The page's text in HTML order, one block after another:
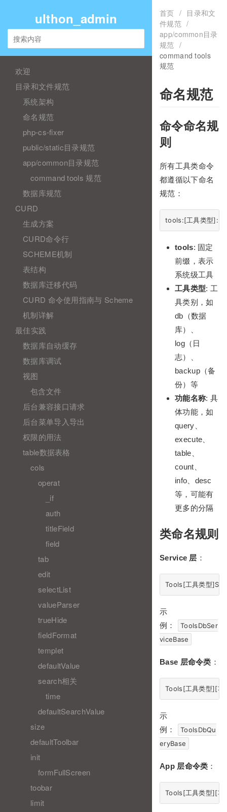
ulthon_admin
欢迎
目录和文件规范
系统架构
命名规范
php-cs-fixer
public/static目录规范
app/common目录规范
command tools 规范
数据库规范
CURD
生成方案
CURD命令行
SCHEME机制
表结构
数据库迁移代码
CURD 命令使用指南与 Scheme
机制详解
最佳实践
数据库自动缓存
数据库调试
视图
包含文件
后台兼容接口请求
后台菜单导入导出
权限的用法
table数据表格
cols
operat
_if
auth
titleField
field
tab
edit
selectList
valueParser
trueHide
fieldFormat
templet
defaultValue
search相关
time
defaultSearchValue
size
defaultToolbar
init
formFullScreen
toobar
limit
首页 /
目录和文
件规范 /
app/common目录
规范 /
command tools
规范
命名规范
命令命名规
则
所有工具类命令
都遵循以下命名
规范：
tools: 固定
前缀，表示
系统级工具
工具类型: 工
具类别，如
db（数据
库）、
log（日
志）、
backup（备
份）等
功能名称: 具
体功能，如
query、
execute、
table、
count、
info、desc
等，可能有
更多的分隔
类命名规则
Service 层 ：
示
例：
ToolsDbSer
viceBase
Base 层命令类 ：
示
例：
ToolsDbQu
eryBase
App 层命令类 ：